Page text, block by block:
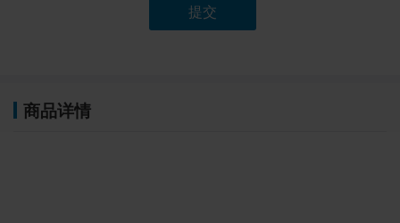
提交
商品详情